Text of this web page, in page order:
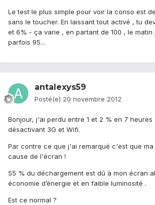
Le test le plus simple pour voir la conso est
sans le toucher. En laissant tout activé , tu
et 6% - ça varie , en partant de 100 , le
parfois 95...
antalexys59
Posté(e) 20 novembre 2012
Bonjour, j'ai perdu entre 1 et 2 % en 7
désactivant 3G et Wifi.
Par contre ce que j'ai remarqué c'est que
cause de l'écran !
55 % du déchargement est dû à mon écran
économie d’énergie et en faible luminosité .
Est ce normal ?